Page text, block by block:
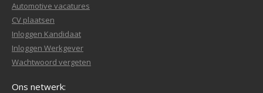
Automotive vacatures
CV plaatsen
Inloggen Kandidaat
Inloggen Werkgever
Wachtwoord vergeten
Ons netwerk: